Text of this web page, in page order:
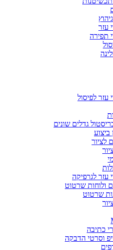
עזר
תפירה
עזר לפיסול
גדלים שונים
ביצוע
לציור
עזר לגרפיקה
ולוחות שרטוט
שרטוט
כתיבה
וסרטי הדבקה